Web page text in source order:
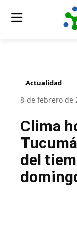
Actualidad
8 de febrero de
Clima
del